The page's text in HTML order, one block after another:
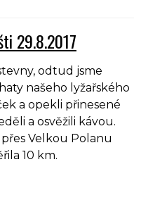
29.8.2017
odtud jsme
našeho lyžařského
a opekli přinesené
a osvěžili kávou.
Velkou Polanu
10 km.